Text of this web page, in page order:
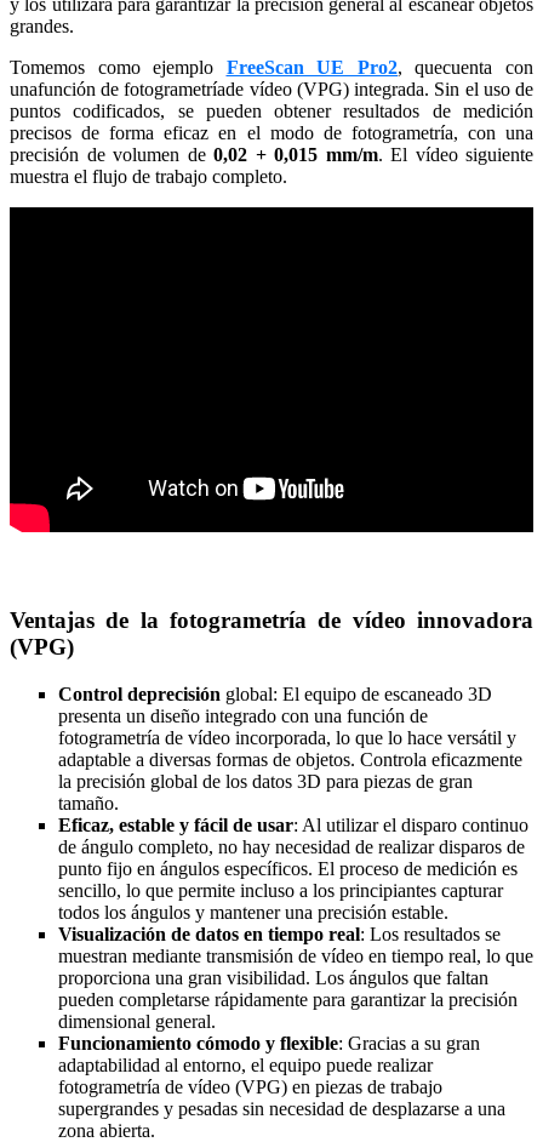
grandes.
Tomemos como ejemplo FreeScan UE Pro2,quecuenta con
unafunciónde fotogrametríade vídeo(VPG) integrada. Sin el uso de
puntos codificados, se pueden obtener resultados de medición
precisos de forma eficaz en el modo de fotogrametría, con una
precisión de volumen de0,02 + 0,015 mm/m. El vídeo siguiente
muestra el flujo de trabajo completo.
Ventajas de la fotogrametría de vídeo innovadora
(VPG)
Control deprecisión global: El equipo de escaneado 3D
presenta un diseño integrado con una función de
fotogrametría de vídeo incorporada, lo que lo hace versátil y
adaptable a diversas formas de objetos. Controla eficazmente
la precisión global de los datos 3D para piezas de gran
tamaño.
Eficaz, estable y fácil de usar: Al utilizar el disparo continuo
de ángulo completo, no hay necesidad de realizar disparos de
punto fijo en ángulos específicos. El proceso de medición es
sencillo, lo que permite incluso a los principiantes capturar
todos los ángulos y mantener una precisión estable.
Visualización de datos en tiempo real: Los resultados se
muestran mediante transmisión de vídeo en tiempo real, lo que
proporciona una gran visibilidad. Los ángulos que faltan
pueden completarse rápidamente para garantizar la precisión
dimensional general.
Funcionamiento cómodo y flexible: Gracias a su gran
adaptabilidad al entorno, el equipo puede realizar
fotogrametría de vídeo (VPG) en piezas de trabajo
supergrandes y pesadas sin necesidad de desplazarse a una
zona abierta.